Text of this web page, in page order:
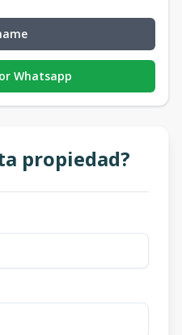
Whatsapp
propiedad?